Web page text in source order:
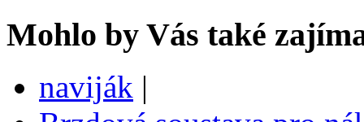
Mohlo by Vás také
naviják |